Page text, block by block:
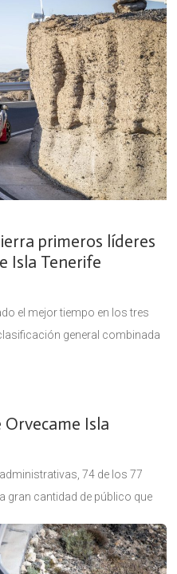
categorías tras los seis
primeros líderes
Isla Tenerife
el mejor tiempo en los tres
general combinada
Orvecame Isla
74 de los 77
gran cantidad de público que